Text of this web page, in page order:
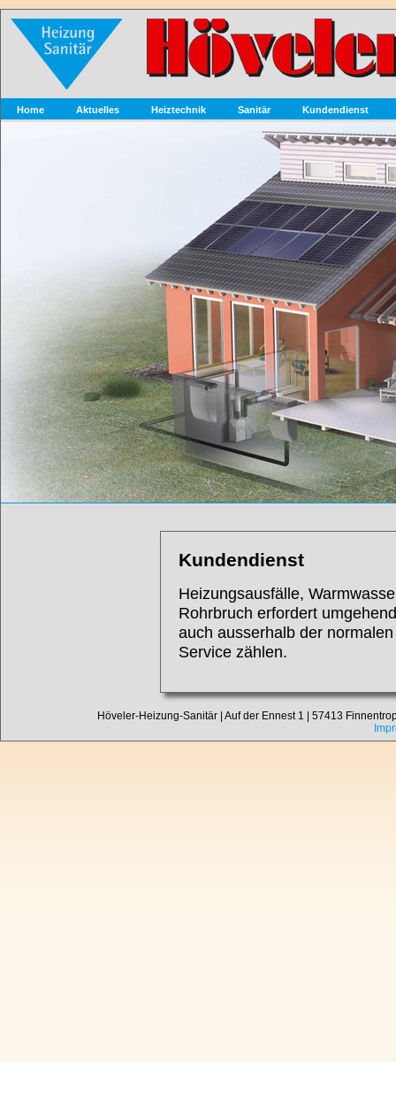
Home Aktuelles Heiztechnik Sanitär Kundendienst
Kundendienst
Heizungsausfälle,
Rohrbruch erfordert
auch ausserhalb der
Service zählen.
Höveler-Heizung-Sanitär | Auf der Ennest 1 | 57413